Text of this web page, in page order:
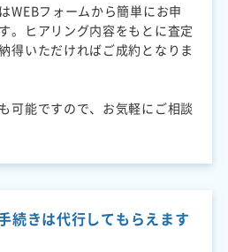
WEBフォームから簡単にお申
。ヒアリング内容をもとに査定
得いただければご成約となりま
可能ですので、お気軽にご相談
続きは代行してもらえます